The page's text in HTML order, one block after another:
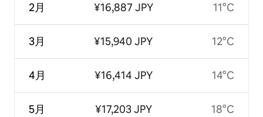
2月
3月
4月
5月
¥16,887 JPY
¥15,940 JPY
¥16,414 JPY
¥17,203 JPY
11°C
12°C
14°C
18°C